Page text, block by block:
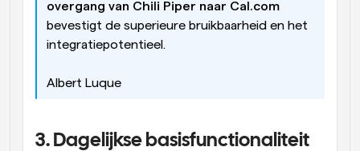
overgang van Chili Piper naar Cal.com
bevestigt de superieure bruikbaarheid en het
integratiepotentieel.
Albert Luque
3. Dagelijkse basisfunctionaliteit